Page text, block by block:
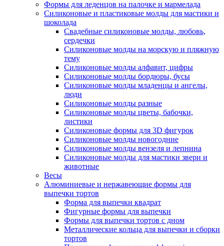
Формы для леденцов на палочке и мармелада
Силиконовые и пластиковые молды для мастики и
шоколада
Свадебные силиконовые молды, любовь,
сердечки
Силиконовые молды на морскую и пляжную
тему
Силиконовые молды алфавит, цифры
Силиконовые молды бордюры, бусы
Силиконовые молды младенцы и ангелы,
люди
Силиконовые молды разные
Силиконовые молды цветы, бабочки,
листики
Силиконовые формы для 3D фигурок
Силиконовые молды новогодние
Силиконовые молды вензеля и лепнина
Силиконовые молды для мастики звери и
животные
Весы
Алюминиевые и нержавеющие формы для
выпечки тортов
Форма для выпечки квадрат
Фигурные формы для выпечки
Формы для выпечки тортов с дном
Металлические кольца для выпечки и сборки
тортов